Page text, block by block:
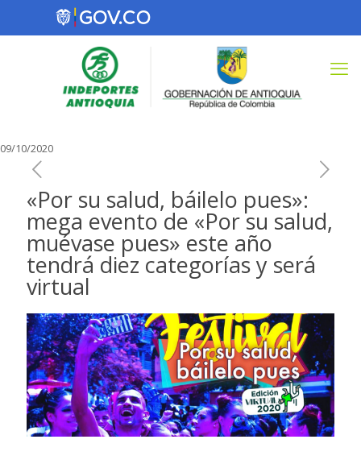
09/10/2020
«Por su salud, báilelo pues»:
mega evento de «Por su salud,
muévase pues» este año
tendrá diez categorías y será
virtual